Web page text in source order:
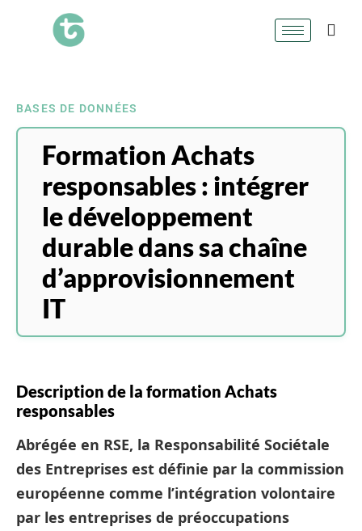
BASES DE DONNÉES
Formation Achats
responsables : intégrer
le développement
durable dans sa chaîne
d’approvisionnement
IT
Description de la formation Achats
responsables
Abrégée en RSE, la Responsabilité Sociétale
des Entreprises est définie par la commission
européenne comme l’intégration volontaire
par les entreprises de préoccupations